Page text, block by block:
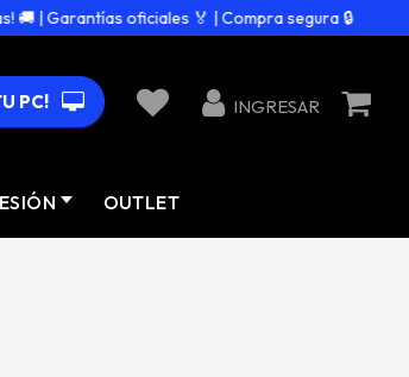
oficiales 🏅 | Compra segura 🔒
PC! INGRESAR
OUTLET